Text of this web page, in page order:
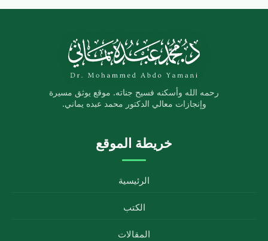
رحمه الله وأسكنه فسيح جناته. موقع يوثق مسيرة
وإنجازات معالي الدكتور محمد عبده يماني.
خريطة الموقع
الرئيسية
الكتب
المقالات